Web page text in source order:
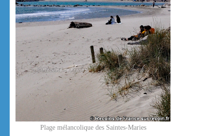
Plage mélancolique des Saintes-Maries